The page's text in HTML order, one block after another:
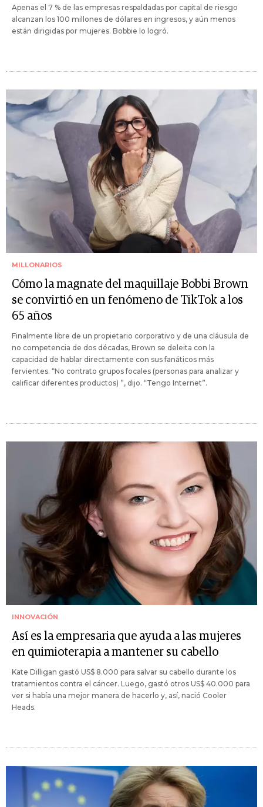
Apenas el 7 % de las empresas respaldadas por capital de riesgo
alcanzan los 100 millones de dólares en ingresos, y aún menos
están dirigidas por mujeres. Bobbie lo logró.
MILLONARIOS
Cómo la magnate del maquillaje Bobbi Brown
se convirtió en un fenómeno de TikTok a los
65 años
Finalmente libre de un propietario corporativo y de una cláusula de
no competencia de dos décadas, Brown se deleita con la
capacidad de hablar directamente con sus fanáticos más
fervientes. “No contrato grupos focales (personas para analizar y
calificar diferentes productos) ”, dijo. “Tengo Internet”.
INNOVACIÓN
Así es la empresaria que ayuda a las mujeres
en quimioterapia a mantener su cabello
Kate Dilligan gastó US$ 8.000 para salvar su cabello durante los
tratamientos contra el cáncer. Luego, gastó otros US$ 40.000 para
ver si había una mejor manera de hacerlo y, así, nació Cooler
Heads.